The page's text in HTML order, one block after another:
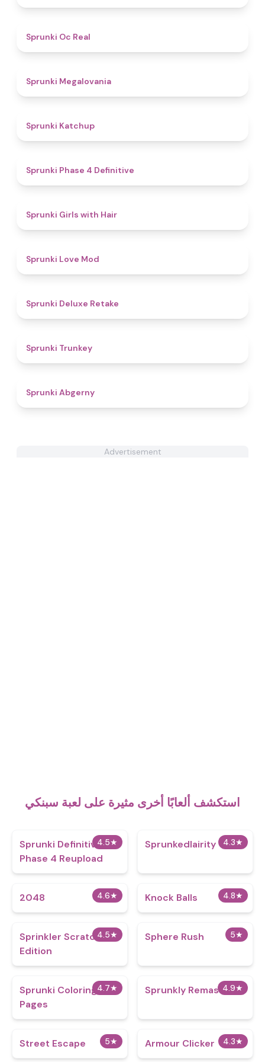
Sprunki Oc Real
Sprunki Megalovania
Sprunki Katchup
Sprunki Phase 4 Definitive
Sprunki Girls with Hair
Sprunki Love Mod
Sprunki Deluxe Retake
Sprunki Trunkey
Sprunki Abgerny
Advertisement
استكشف ألعابًا أخرى مثيرة على لعبة سبنكي
4.5★
Sprunki Definitive
Phase 4 Reupload
4.3★
Sprunkedlairity
4.6★
2048 4.8★
Knock Balls
4.5★
Sprinkler Scratch
Edition
5★
Sphere Rush
4.7★
Sprunki Coloring
Pages
4.9★
Sprunkly Remastered
5★
Street Escape 4.3★
Armour Clicker